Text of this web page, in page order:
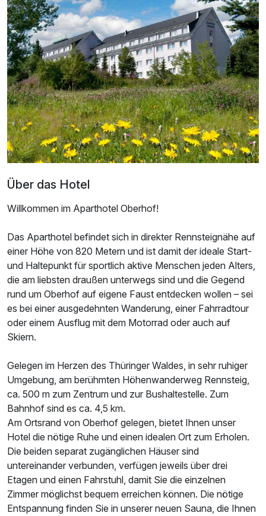
Für 6 Tage p.P. ab260,00 €
Doppelzimmer zur Einzelnutzung
1 Erwachsenen und 1 Kind
Ausstattung
Zusatznächte
Für 6 Tage
Einzelzimmer
1 Erwachsenen
Ausstattung
Zusatznächte
Für 6 Tage
Über das Hotel
Willkommen im Aparthotel Oberhof!
Das Aparthotel befindet sich in direkter Rennsteignähe auf
einer Höhe von 820 Metern und ist damit der ideale Start-
und Haltepunkt für sportlich aktive Menschen jeden Alters,
die am liebsten draußen unterwegs sind und die Gegend
rund um Oberhof auf eigene Faust entdecken wollen – sei
es bei einer ausgedehnten Wanderung, einer Fahrradtour
oder einem Ausflug mit dem Motorrad oder auch auf
Skiern.
Gelegen im Herzen des Thüringer Waldes, in sehr ruhiger
Umgebung, am berühmten Höhenwanderweg Rennsteig,
ca. 500 m zum Zentrum und zur Bushaltestelle. Zum
Bahnhof sind es ca. 4,5 km.
Am Ortsrand von Oberhof gelegen, bietet Ihnen unser
Hotel die nötige Ruhe und einen idealen Ort zum Erholen.
Die beiden separat zugänglichen Häuser sind
untereinander verbunden, verfügen jeweils über drei
Etagen und einen Fahrstuhl, damit Sie die einzelnen
Zimmer möglichst bequem erreichen können. Die nötige
Entspannung finden Sie in unserer neuen Sauna, die Ihnen